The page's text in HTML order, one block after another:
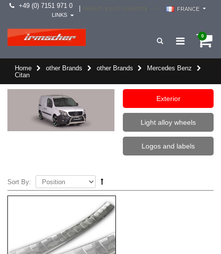
+49 (0) 7151 971 0
FRANCE
LINKS
0
Home other Brands other Brands
Mercedes Benz
Citan
Exterior
Light alloy wheels
Logos and labels
Sort By: